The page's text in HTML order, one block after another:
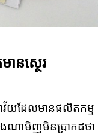
នស្ថេរ
វ័យដែលមានផលិតកម្ម
ងណាមិញមិនប្រាកដថា